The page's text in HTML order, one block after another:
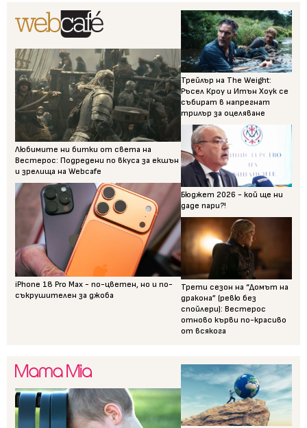
Любимите ни битки от света на
Вестерос: Подредени по вкуса за екшън
и зрелища на Webcafe
iPhone 18 Pro Max - по-цветен, но и по-
съкрушителен за джоба
Трейлър на The Weight:
Ръсел Кроу и Итън Хоук се
събират в напрегнат
трилър за оцеляване
Бюджет 2026 - кой ще ни
даде пари?!
Трети сезон на “Домът на
дракона” (ревю без
спойлери): Вестерос
отново кърви по-красиво
от всякога